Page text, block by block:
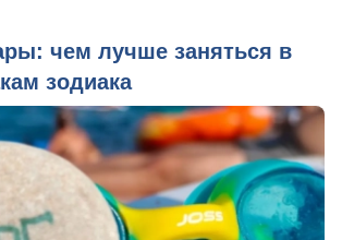
чем лучше заняться в
зодиака